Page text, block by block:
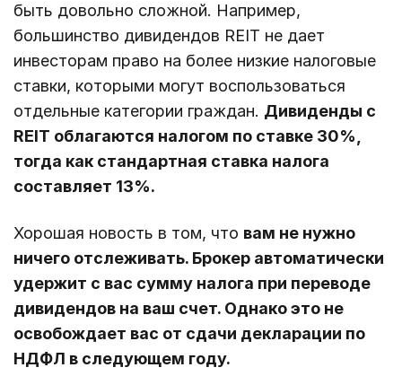
быть довольно сложной. Например,
большинство дивидендов REIT не дает
инвесторам право на более низкие налоговые
ставки, которыми могут воспользоваться
отдельные категории граждан. Дивиденды с
REIT облагаются налогом по ставке 30%,
тогда как стандартная ставка налога
составляет 13%.
Хорошая новость в том, что вам не нужно
ничего отслеживать. Брокер автоматически
удержит с вас сумму налога при переводе
дивидендов на ваш счет. Однако это не
освобождает вас от сдачи декларации по
НДФЛ в следующем году.